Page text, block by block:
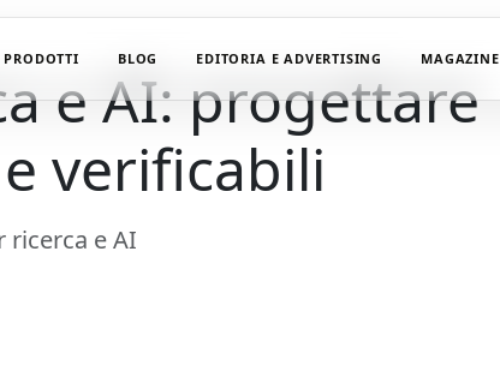
PRODOTTI BLOG EDITORIA E ADVERTISING MAGAZINE
e AI: progettare
verificabili
e AI